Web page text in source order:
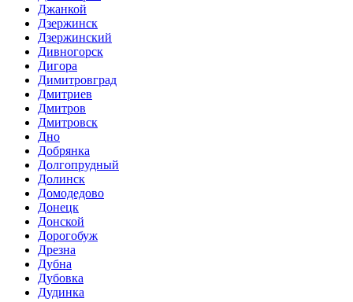
Джанкой
Дзержинск
Дзержинский
Дивногорск
Дигора
Димитровград
Дмитриев
Дмитров
Дмитровск
Дно
Добрянка
Долгопрудный
Долинск
Домодедово
Донецк
Донской
Дорогобуж
Дрезна
Дубна
Дубовка
Дудинка